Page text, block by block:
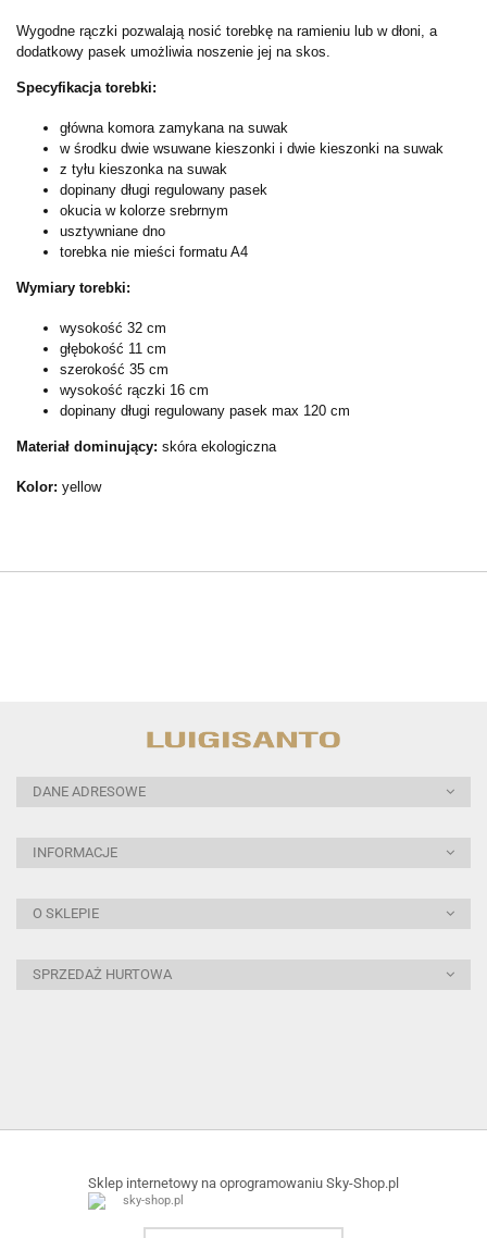
Wygodne rączki pozwalają nosić torebkę na ramieniu lub w dłoni, a
dodatkowy pasek umożliwia noszenie jej na skos.
Specyfikacja torebki:
główna komora zamykana na suwak
w środku dwie wsuwane kieszonki i dwie kieszonki na suwak
z tyłu kieszonka na suwak
dopinany długi regulowany pasek
okucia w kolorze srebrnym
usztywniane dno
torebka nie mieści formatu A4
Wymiary torebki:
wysokość 32 cm
głębokość 11 cm
szerokość 35 cm
wysokość rączki 16 cm
dopinany długi regulowany pasek max 120 cm
Materiał dominujący: skóra ekologiczna
Kolor: yellow
DANE ADRESOWE
INFORMACJE
O SKLEPIE
SPRZEDAŻ HURTOWA
Sklep internetowy na oprogramowaniu Sky-Shop.pl